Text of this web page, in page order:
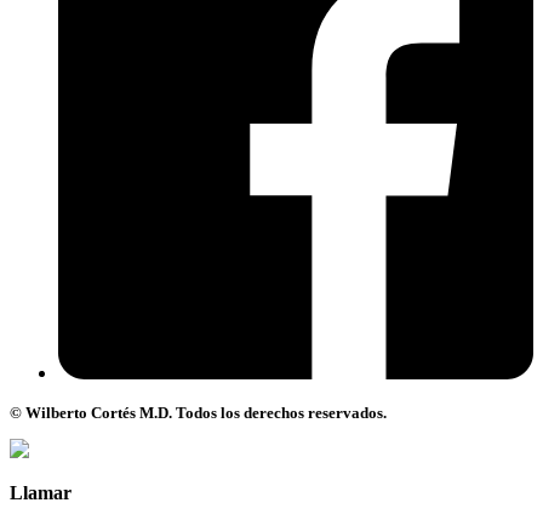
© Wilberto Cortés M.D. Todos los derechos reservados.
Llamar